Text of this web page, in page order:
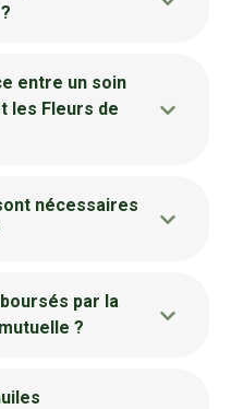
entre un soin
les Fleurs de
nécessaires
par la
?